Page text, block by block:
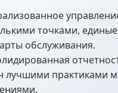
точками, единые
обслуживания.
лучшими практиками